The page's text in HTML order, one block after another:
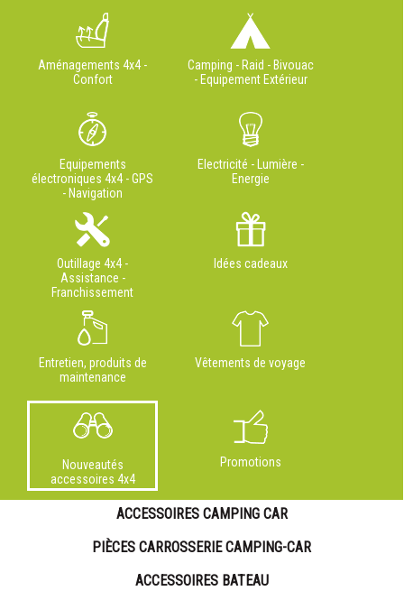
Aménagements 4x4 -
Confort
Camping - Raid - Bivouac
- Equipement Extérieur
Equipements
électroniques 4x4 - GPS
- Navigation
Electricité - Lumière -
Energie
Outillage 4x4 -
Assistance -
Franchissement
Idées cadeaux
Entretien, produits de
maintenance
Vêtements de voyage
Nouveautés
accessoires 4x4
Promotions
ACCESSOIRES CAMPING CAR
PIÈCES CARROSSERIE CAMPING-CAR
ACCESSOIRES BATEAU